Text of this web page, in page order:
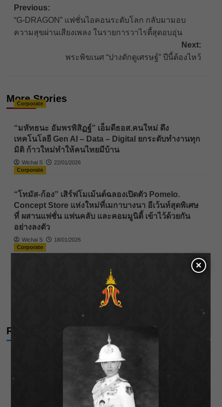
Post
navigation
Previous:
“G-DRAGON” แฟชั่นไอคอนระดับโลก กลับมามอบ
ความสุขผ่านเสียงเพลง ในรายการวาไรตี้สุดอบอุ่น
Next:
พระพิฆเนศ “ปางดักดูเศรษฐ์” ปีนี้ต้องไหว้
More Stories
Corporate
“มหัทธนะ อัมพรพิสิฏฐ์” เอ็มดีธอส.คนใหม่ ดึง
เทคโนโลยี Gen AI – Data – Digital ยกระดับทำงานทุก
มิติ ก้าวใหม่ทำให้คนไทยมีบ้าน
Wichai S
22/01/2026
Corporate
“โทมัส-ก้อง” เสิร์ฟโมเม้นต์ฉลองเปิดตัว Pomelo.
Concept Store แห่งใหม่ที่เมกาบางนา อีเว้นท์สุดพิเศษ
ที่ ผสานแฟชั่น แฟนคลับ และคอมมูนิตี้ เข้าไว้ด้วยกัน
อย่างลงตัว
Wichai S
18/01/2026
Corporate
เมเจอร์ ซีนีเพล็กซ์ กรุ้ป ผนึกพลัง สภากาชาดไทย ชวน
ร่วม “ทำบุญใหญ่รับปีใหม่”บริจาคโลหิตต่อชีวิต 19
Recent Posts
กรมชลฯ รับฟังประชาชน ติดตามแก้ปัญหาโครงการประตู
‘แมน การิน’ แชร์ความเชื่อชวนคิด! “อยากกินอะไรหลังจาก
ลาโลกนี้ ให้ใส่บาตรสิ่งนั้นไว้ตอนยังมีชีวิต”
×